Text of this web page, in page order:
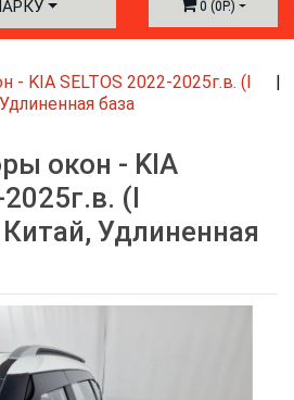
0 (0Р.)
KIA SELTOS 2022-2025г.в. (I
база
окон - KIA
(I
Удлиненная